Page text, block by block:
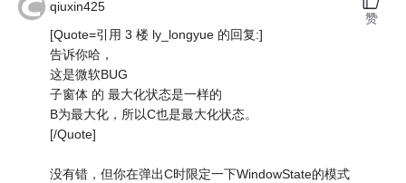
qiuxin425
[Quote=引用 3 楼 ly_longyue 的回复:]
告诉你哈，
这是微软BUG
子窗体 的 最大化状态是一样的
B为最大化，所以C也是最大化状态。
[/Quote]
没有错，但你在弹出C时限定一下WindowState的模式
赞